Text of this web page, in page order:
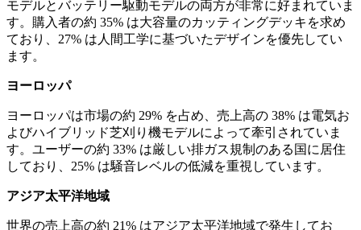
モデルとバッテリー駆動モデルの両方が非常に好まれていま
す。購入者の約 35% は大容量のカッティングデッキを求め
ており、27% は人間工学に基づいたデザインを優先してい
ます。
ヨーロッパ
ヨーロッパは市場の約 29% を占め、売上高の 38% は電気お
よびハイブリッド芝刈り機モデルによって牽引されていま
す。ユーザーの約 33% は厳しい排ガス規制のある国に居住
しており、25% は騒音レベルの低減を重視しています。
アジア太平洋地域
世界の売上高の約 21% はアジア太平洋地域で発生してお